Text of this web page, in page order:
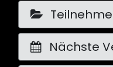
Nächste